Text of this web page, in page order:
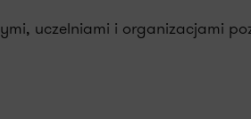
uczelniami i organizacjami